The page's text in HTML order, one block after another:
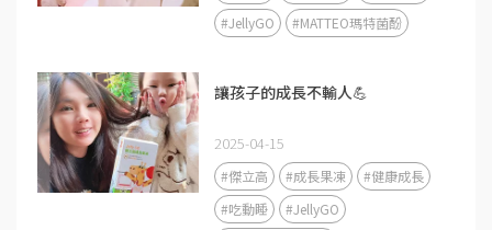
#JellyGO
#MATTEO瑪特菌酚
讓孩子的成長不輸人💪
2025-04-15
#傑立高 #成長果凍
#健康成長
#吃動睡
#JellyGO